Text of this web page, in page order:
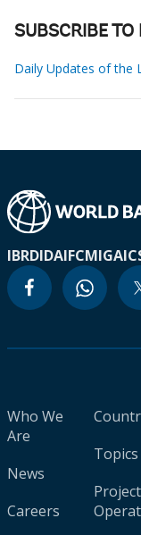
SUBSCRIBE TO
Daily Updates of the
IBRDIDAIFCMIGA
Who We
Are
News
Careers
Topics